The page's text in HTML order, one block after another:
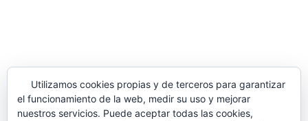
Utilizamos cookies propias y de terceros para garantizar
el funcionamiento de la web, medir su uso y mejorar
nuestros servicios. Puede aceptar todas las cookies,